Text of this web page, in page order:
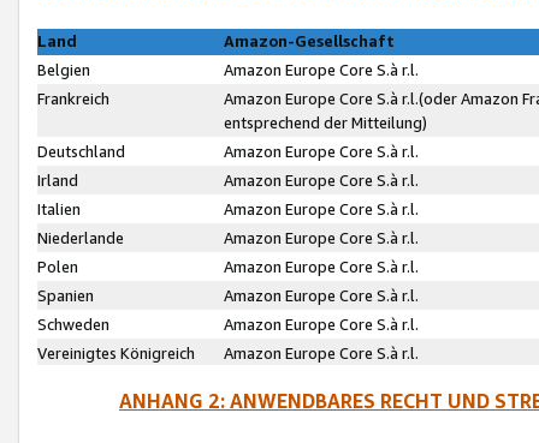
Land
Amazon-Gesellschaft
Belgien
Amazon Europe Core S.à r.l.
Frankreich
Amazon Europe Core S.à r.l.(oder Amazon
entsprechend der Mitteilung)
Deutschland
Amazon Europe Core S.à r.l.
Irland
Amazon Europe Core S.à r.l.
Italien
Amazon Europe Core S.à r.l.
Niederlande
Amazon Europe Core S.à r.l.
Polen
Amazon Europe Core S.à r.l.
Spanien
Amazon Europe Core S.à r.l.
Schweden
Amazon Europe Core S.à r.l.
Vereinigtes Königreich
Amazon Europe Core S.à r.l.
ANHANG 2: ANWENDBARES RECHT UND